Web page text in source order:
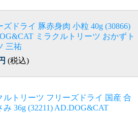
ズドライ 豚赤身肉 小粒 40g (30866)
ミラクルトリーツ おかずト
三祐
(税込)
ルトリーツ フリーズドライ 国産 合
み 36g (32211) AD.DOG&CAT